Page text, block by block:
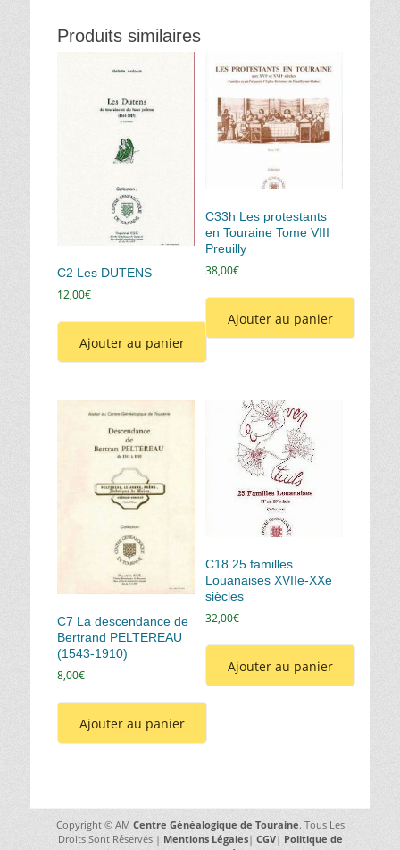
Produits similaires
C2 Les DUTENS
12,00€
Ajouter au panier
C33h Les protestants
en Touraine Tome VIII
Preuilly
38,00€
Ajouter au panier
C7 La descendance de
Bertrand PELTEREAU
(1543-1910)
8,00€
Ajouter au panier
C18 25 familles
Louanaises XVIIe-XXe
siècles
32,00€
Ajouter au panier
Copyright © AM Centre Généalogique de Touraine. Tous Les
Droits Sont Réservés | Mentions Légales| CGV| Politique de